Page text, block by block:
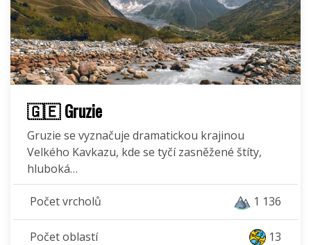
🇬🇪 Gruzie
Gruzie se vyznačuje dramatickou krajinou
Velkého Kavkazu, kde se tyčí zasněžené štíty,
hluboká…
Počet vrcholů 1 136
Počet oblastí 13